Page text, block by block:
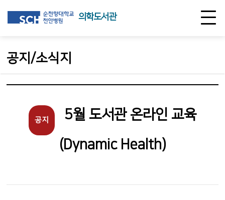
의학도서관
공지/소식지
공지
5월 도서관 온라인 교육
(Dynamic Health)